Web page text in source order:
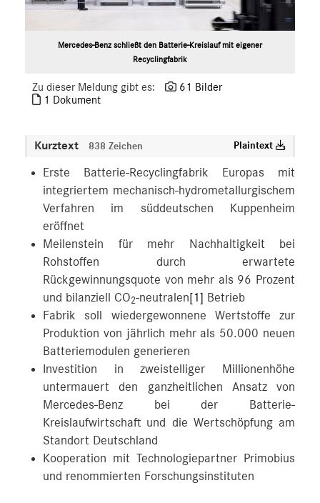
Mercedes-Benz schließt den Batterie-Kreislauf mit eigener
Recyclingfabrik
Zu dieser Meldung gibt es:
61 Bilder
1 Dokument
Kurztext 838 Zeichen Plaintext
Erste Batterie-Recyclingfabrik Europas mit
integriertem mechanisch-hydrometallurgischem
Verfahren im süddeutschen Kuppenheim
eröffnet
Meilenstein für mehr Nachhaltigkeit bei
Rohstoffen durch erwartete
Rückgewinnungsquote von mehr als 96 Prozent
und bilanziell CO2-neutralen[1] Betrieb
Fabrik soll wiedergewonnene Wertstoffe zur
Produktion von jährlich mehr als 50.000 neuen
Batteriemodulen generieren
Investition in zweistelliger Millionenhöhe
untermauert den ganzheitlichen Ansatz von
Mercedes-Benz bei der Batterie-
Kreislaufwirtschaft und die Wertschöpfung am
Standort Deutschland
Kooperation mit Technologiepartner Primobius
und renommierten Forschungsinstituten